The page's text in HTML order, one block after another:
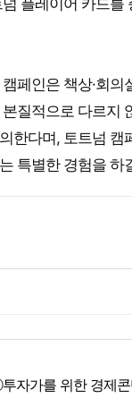
플레이어 카드
페인은 책상·회
질적으로 다르지
한다며, 토트넘
특별한 경험을 하
자가를 위한 경제